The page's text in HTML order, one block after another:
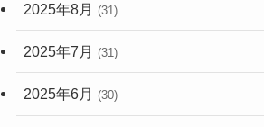
2025年8月 (31)
2025年7月 (31)
2025年6月 (30)